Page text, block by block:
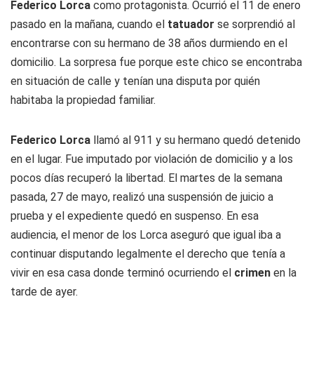
Federico Lorca como protagonista. Ocurrió el 11 de enero
pasado en la mañana, cuando el tatuador se sorprendió al
encontrarse con su hermano de 38 años durmiendo en el
domicilio. La sorpresa fue porque este chico se encontraba
en situación de calle y tenían una disputa por quién
habitaba la propiedad familiar.
Federico Lorca llamó al 911 y su hermano quedó detenido
en el lugar. Fue imputado por violación de domicilio y a los
pocos días recuperó la libertad. El martes de la semana
pasada, 27 de mayo, realizó una suspensión de juicio a
prueba y el expediente quedó en suspenso. En esa
audiencia, el menor de los Lorca aseguró que igual iba a
continuar disputando legalmente el derecho que tenía a
vivir en esa casa donde terminó ocurriendo el crimen en la
tarde de ayer.